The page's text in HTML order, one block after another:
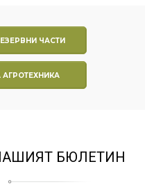
ЧАСТИ
АГРОТЕХНИКА
БЮЛЕТИН